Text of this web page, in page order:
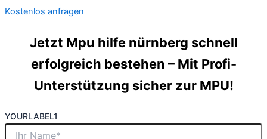
Kostenlos anfragen
Jetzt Mpu hilfe nürnberg schnell
erfolgreich bestehen – Mit Profi-
Unterstützung sicher zur MPU!
YOURLABEL1